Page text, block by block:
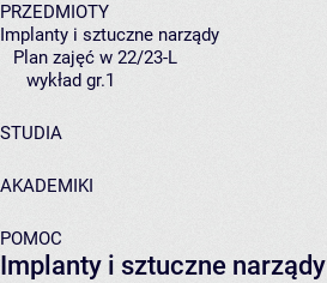
PRZEDMIOTY
Implanty i sztuczne narządy
Plan zajęć w 22/23-L
wykład gr.1
STUDIA
AKADEMIKI
POMOC
Implanty i sztuczne narządy